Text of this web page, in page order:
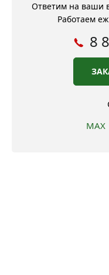
Ответим на ваши
Работаем
8
MAX